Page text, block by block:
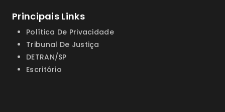
Principais Links
Política De Privacidade
Tribunal De Justiça
DETRAN/SP
Escritório